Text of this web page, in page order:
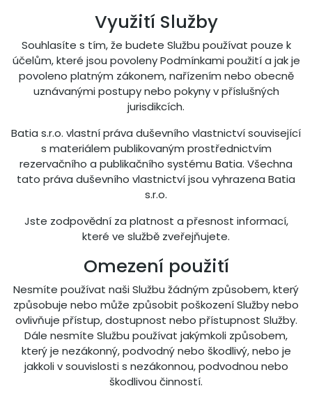
Využití Služby
Souhlasíte s tím, že budete Službu používat pouze k
účelům, které jsou povoleny Podmínkami použití a jak je
povoleno platným zákonem, nařízením nebo obecně
uznávanými postupy nebo pokyny v příslušných
jurisdikcích.
Batia s.r.o. vlastní práva duševního vlastnictví související
s materiálem publikovaným prostřednictvím
rezervačního a publikačního systému Batia. Všechna
tato práva duševního vlastnictví jsou vyhrazena Batia
s.r.o.
Jste zodpovědní za platnost a přesnost informací,
které ve službě zveřejňujete.
Omezení použití
Nesmíte používat naši Službu žádným způsobem, který
způsobuje nebo může způsobit poškození Služby nebo
ovlivňuje přístup, dostupnost nebo přístupnost Služby.
Dále nesmíte Službu používat jakýmkoli způsobem,
který je nezákonný, podvodný nebo škodlivý, nebo je
jakkoli v souvislosti s nezákonnou, podvodnou nebo
škodlivou činností.